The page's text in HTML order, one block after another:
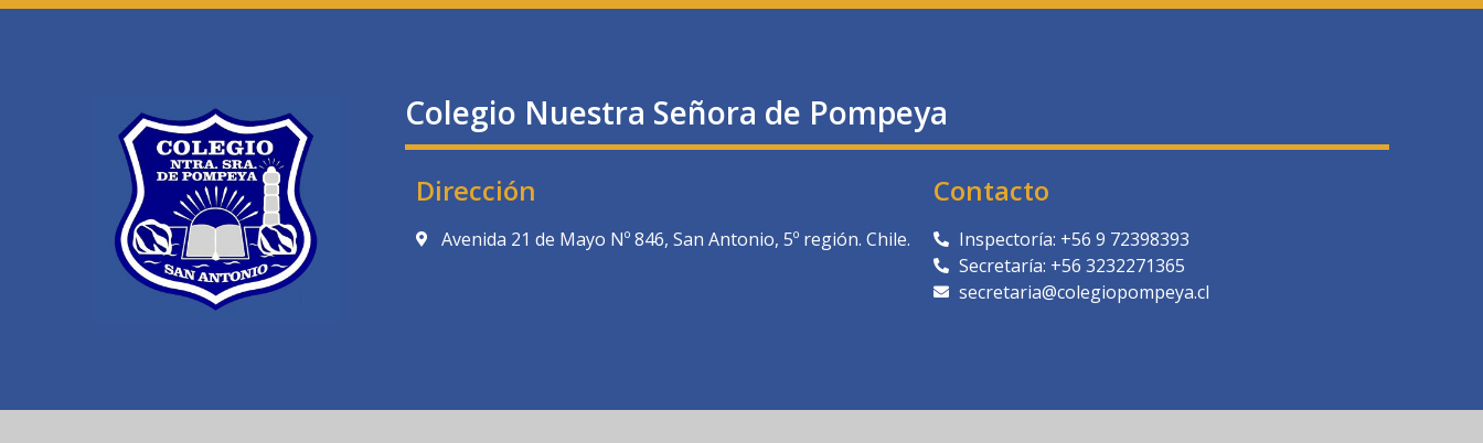
Colegio Nuestra Señora de Pompeya
Dirección
Avenida 21 de Mayo Nº 846, San Antonio, 5º región. Chile.
Contacto
Inspectoría: +56 9 72398393
Secretaría: +56 3232271365
secretaria@colegiopompeya.cl